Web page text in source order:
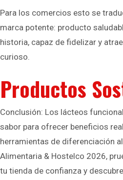
Para los comercios esto se
marca potente: producto
historia, capaz de fidelizar y
curioso.
Productos
Conclusión: Los lácteos
sabor para ofrecer beneficios
herramientas de diferenciación
Alimentaria & Hostelco 2026,
tu tienda de confianza y